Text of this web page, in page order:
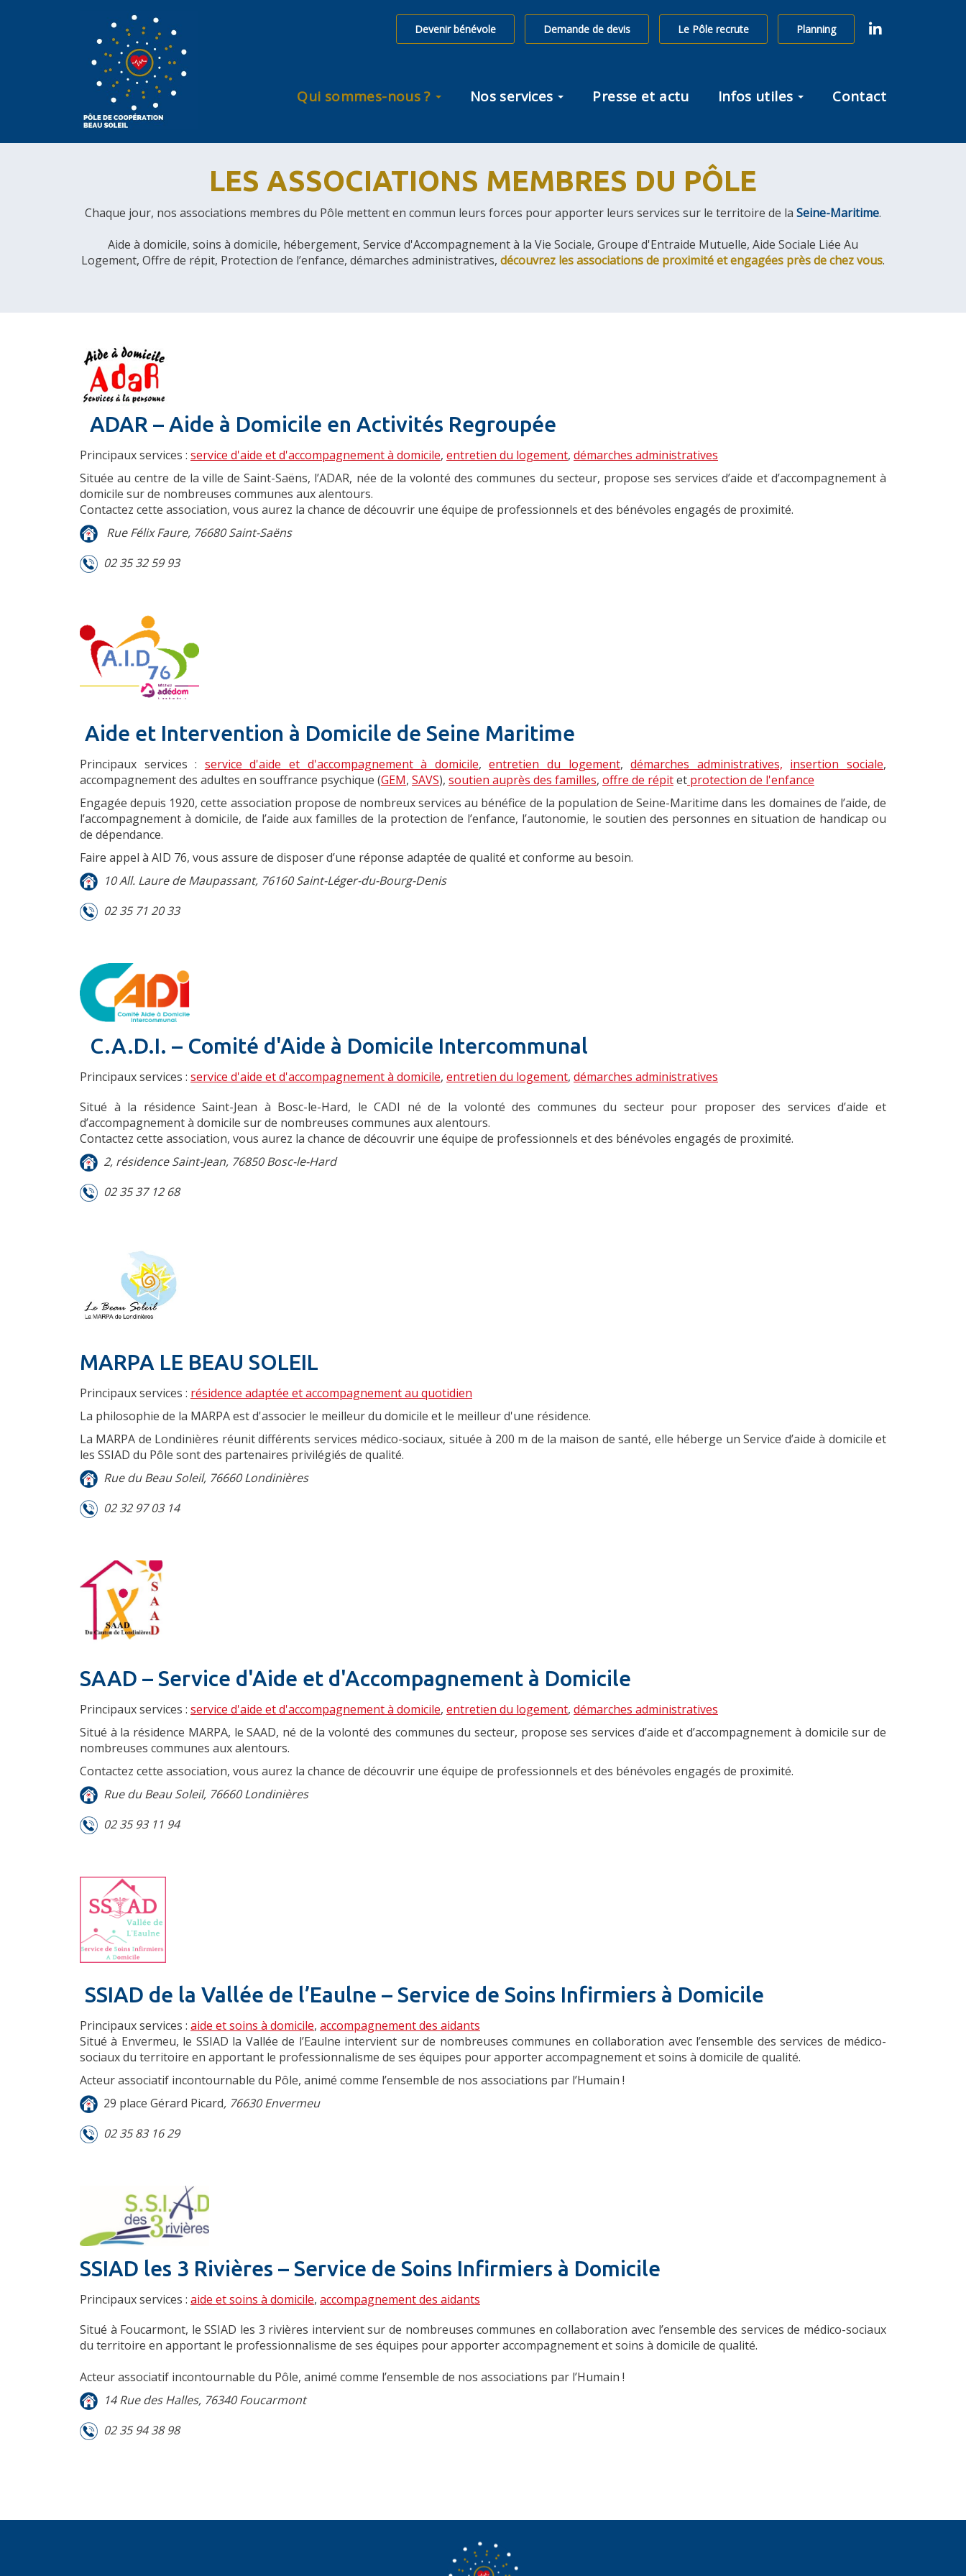
Devenir bénévole Demande de devis Le Pôle recrute Planning linkedin
Qui sommes-nous ? Nos services Presse et actu Infos utiles Contact
LES ASSOCIATIONS MEMBRES DU PÔLE
Chaque jour, nos associations membres du Pôle mettent en commun leurs forces pour apporter leurs services sur le territoire de la Seine-Maritime.
Aide à domicile, soins à domicile, hébergement, Service d'Accompagnement à la Vie Sociale, Groupe d'Entraide Mutuelle, Aide Sociale Liée Au
Logement, Offre de répit, Protection de l’enfance, démarches administratives, découvrez les associations de proximité et engagées près de chez vous.
ADAR – Aide à Domicile en Activités Regroupée
Principaux services : service d'aide et d'accompagnement à domicile, entretien du logement, démarches administratives
Située au centre de la ville de Saint-Saëns, l’ADAR, née de la volonté des communes du secteur, propose ses services d’aide et d’accompagnement à
domicile sur de nombreuses communes aux alentours.
Contactez cette association, vous aurez la chance de découvrir une équipe de professionnels et des bénévoles engagés de proximité.
Rue Félix Faure, 76680 Saint-Saëns
02 35 32 59 93
Aide et Intervention à Domicile de Seine Maritime
Principaux services : service d'aide et d'accompagnement à domicile,entretien du logement,démarches administratives, insertion sociale,
accompagnement des adultes en souffrance psychique (GEM, SAVS), soutien auprès des familles, offre de répitet protection de l'enfance
Engagée depuis 1920, cette association propose de nombreux services au bénéfice de la population de Seine-Maritime dans les domaines de l’aide, de
l’accompagnement à domicile, de l’aide aux familles de la protection de l’enfance, l’autonomie, le soutien des personnes en situation de handicap ou
de dépendance.
Faire appel à AID 76, vous assure de disposer d’une réponse adaptée de qualité et conforme au besoin.
10 All. Laure de Maupassant, 76160 Saint-Léger-du-Bourg-Denis
02 35 71 20 33
C.A.D.I. – Comité d'Aide à Domicile Intercommunal
Principaux services : service d'aide et d'accompagnement à domicile, entretien du logement, démarches administratives
Situé à la résidence Saint-Jean à Bosc-le-Hard, le CADI né de la volonté des communes du secteur pour proposer des services d’aide et
d’accompagnement à domicile sur de nombreuses communes aux alentours.
Contactez cette association, vous aurez la chance de découvrir une équipe de professionnels et des bénévoles engagés de proximité.
2, résidence Saint-Jean, 76850 Bosc-le-Hard
02 35 37 12 68
MARPA LE BEAU SOLEIL
Principaux services : résidence adaptée et accompagnement au quotidien
La philosophie de la MARPAest d'associer le meilleur du domicile et le meilleur d'une résidence.
La MARPA de Londinières réunit différents services médico-sociaux, située à 200 m de la maison de santé, elle héberge un Service d’aide à domicile et
les SSIAD du Pôle sont des partenaires privilégiés de qualité.
Rue du Beau Soleil, 76660 Londinières
02 32 97 03 14
SAAD – Service d'Aide et d'Accompagnement à Domicile
Principaux services : service d'aide et d'accompagnement à domicile, entretien du logement, démarches administratives
Situé à la résidence MARPA, le SAAD, né de la volonté des communes du secteur, propose ses services d’aide et d’accompagnement à domicile sur de
nombreuses communes aux alentours.
Contactez cette association, vous aurez la chance de découvrir une équipe de professionnels et des bénévoles engagés de proximité.
Rue du Beau Soleil, 76660 Londinières
02 35 93 11 94
SSIAD de la Vallée de l’Eaulne – Service de Soins Infirmiers à Domicile
Principaux services : aide et soins à domicile, accompagnement des aidants
Situé à Envermeu, le SSIAD la Vallée de l’Eaulne intervient sur de nombreuses communes en collaboration avec l’ensemble des services de médico-
sociaux du territoire en apportant le professionnalisme de ses équipes pour apporter accompagnement et soins à domicile de qualité.
Acteur associatif incontournable du Pôle, animé comme l’ensemble de nos associations par l’Humain !
29 place Gérard Picard, 76630 Envermeu
02 35 83 16 29
SSIAD les 3 Rivières – Service de Soins Infirmiers à Domicile
Principaux services : aide et soins à domicile, accompagnement des aidants
Situé à Foucarmont, leSSIAD les 3 rivières intervient sur de nombreuses communes en collaboration avec l’ensemble des services de médico-sociaux
du territoire en apportant le professionnalisme de ses équipes pour apporter accompagnement et soins à domicile de qualité.
Acteur associatif incontournable du Pôle, animé comme l’ensemble de nos associations par l’Humain !
14 Rue des Halles, 76340 Foucarmont
02 35 94 38 98